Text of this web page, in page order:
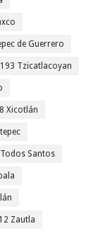
de Guerrero
193 Tzicatlacoyan
Xicotlán
Santos
Zautla